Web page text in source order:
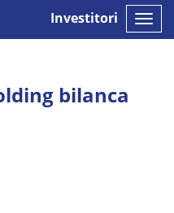
Toggle
Investitori
bilanca